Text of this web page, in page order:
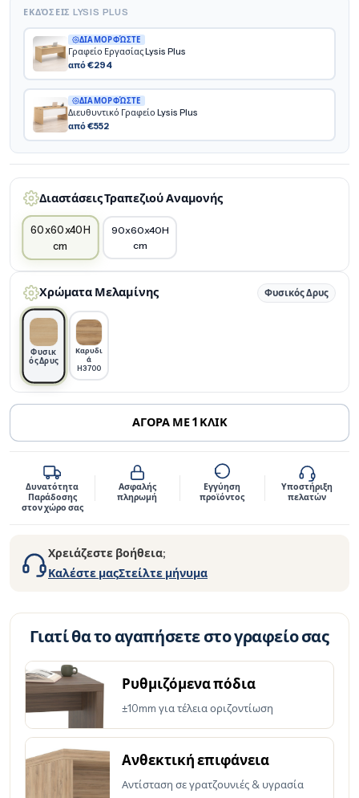
ΕΚΔΌΣΕΙΣ LYSIS PLUS
ΔΙΑΜΟΡΦΏΣΤΕ
Γραφείο Εργασίας Lysis Plus
από €294
ΔΙΑΜΟΡΦΏΣΤΕ
Διευθυντικό Γραφείο Lysis Plus
από €552
Διαστάσεις Τραπεζιού Αναμονής
60x60x40H
cm
90x60x40H
cm
Χρώματα Μελαμίνης Φυσικός Δρυς
Φυσικ
ός Δρυς
Καρυδι
ά
H3700
ΑΓΟΡΑ ΜΕ 1 ΚΛΙΚ
Δυνατότητα
Παράδοσης
στον χώρο σας
Ασφαλής
πληρωμή
Εγγύηση
προϊόντος
Υποστήριξη
πελατών
Χρειάζεστε βοήθεια;
Καλέστε μαςΣτείλτε μήνυμα
Γιατί θα το αγαπήσετε στο γραφείο σας
Ρυθμιζόμενα πόδια
±10mm για τέλεια οριζοντίωση
Ανθεκτική επιφάνεια
Αντίσταση σε γρατζουνιές & υγρασία